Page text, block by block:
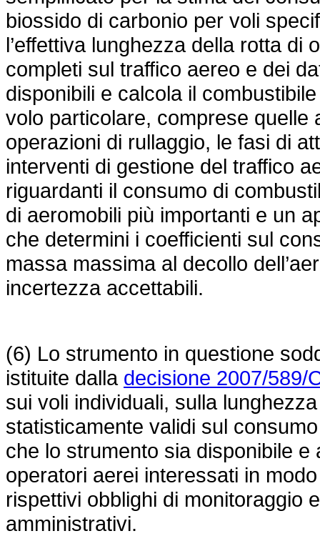
biossido di carbonio per voli
l’effettiva lunghezza della rotta di
completi sul traffico aereo e dei
disponibili e calcola il
volo particolare, comprese quelle
operazioni di rullaggio, le fasi di
interventi di gestione del traffico
riguardanti il consumo di
di aeromobili più importanti e un
che determini i coefficienti sul
massa massima al decollo
incertezza accettabili.
(6) Lo strumento in questione
istituite dalla decisione 2007/589/
sui voli individuali, sulla
statisticamente validi sul
che lo strumento sia disponibile
operatori aerei interessati in
rispettivi obblighi di monitoraggio
amministrativi.